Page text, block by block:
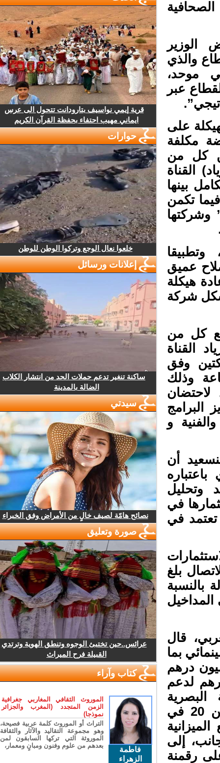
والذي
موحد،
عبر
على
مكلفة
كل من
القناة
تكامل بينها
تكمن
في دمج شركة “إذاعة ميدي1 ” وشركتها
عميق
هيكلة
شركة
كل من
القناة
وفق
وذلك
البرامج
و
أن
وتحليل
في
في
الاتصال بلغ
بالنسبة
قال
بما
درهم موزعة على 75 مليون درهم
و116 مليون درهم لدعم
البصرية
بالمغرب بعد رفع نسبة دعم الإنتاج الأجنبي من 20 في
الميزانية
إلى
رقمنة
قرية إيمي نواسيف بتارودانت تتحول الى عرس
ايماني مهيب احتفاء بحفظة القرآن الكريم
حوارات
خلعوا نعال الوجع وتركوا الوطن للوطن
إعلانات ورسائل
ساكنة تنغير تدعم حملات الحد من انتشار الكلاب
الضالة بالمدينة
سيدتي
نصائح هامّة لصيف خالٍ من الأمراض وفق الخبراء
صورة وتعليق
عرائس..حين تختبئ الوجوه وتنطق الهوية وترتدي
القبيلة فرح الميراث
كتاب وآراء
فاطمة
الزهراء
الموروث الثقافي المغاربي جغرافية
الزمن المتجدد (المغرب والجزائر
نموذجا)
التراث أو الموروث كلمة عربية فصيحة،
وهو مجموعة التقاليد والآثار والثقافة
الموروثة التي تركها السابقون لمن
بعدهم من علوم وفنون ومبانٍ ومعمار،